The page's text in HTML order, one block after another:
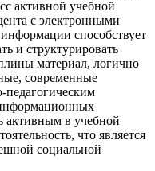
активной учебной
с электронными
способствует
и структурировать
материал, логично
современные
педагогическим
активным в учебной
что является
социальной